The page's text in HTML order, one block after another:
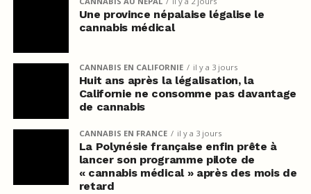
Une province népalaise légalise le
cannabis médical
CANNABIS EN CALIFORNIE il y a 3 jours
Huit ans après la légalisation, la
Californie ne consomme pas davantage
de cannabis
CANNABIS EN FRANCE il y a 3 jours
La Polynésie française enfin prête à
lancer son programme pilote de
« cannabis médical » après des mois de
retard